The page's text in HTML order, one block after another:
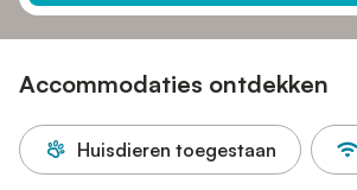
Accommodaties ontdekken
Huisdieren toegestaan